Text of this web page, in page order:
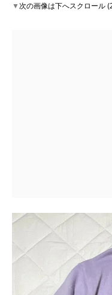
▼次の画像は下へスクロール